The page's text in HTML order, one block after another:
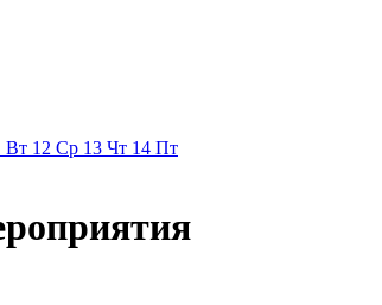
Вт 12 Ср 13 Чт 14 Пт